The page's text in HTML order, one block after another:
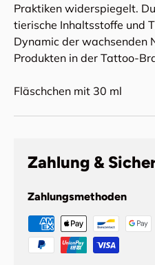
Praktiken widerspiegelt.
tierische Inhaltsstoffe und
Dynamic der wachsenden
Produkten in der Tattoo-
Fläschchen mit 30 ml
Zahlung &
Zahlungsmethoden